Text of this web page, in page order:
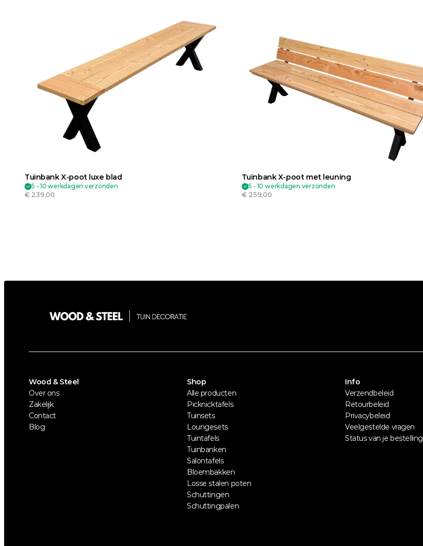
Tuinbank X-poot luxe blad
5 - 10 werkdagen verzonden
€ 239,00
Tuinbank X-poot met leuning
5 - 10 werkdagen verzonden
€ 259,00
Wood & Steel
Over ons
Zakelijk
Contact
Blog
Shop
Alle producten
Picknicktafels
Tuinsets
Loungesets
Tuintafels
Tuinbanken
Salontafels
Bloembakken
Losse stalen poten
Schuttingen
Schuttingpalen
Info
Verzendbeleid
Retourbeleid
Privacybeleid
Veelgestelde vragen
Status van je bestelling